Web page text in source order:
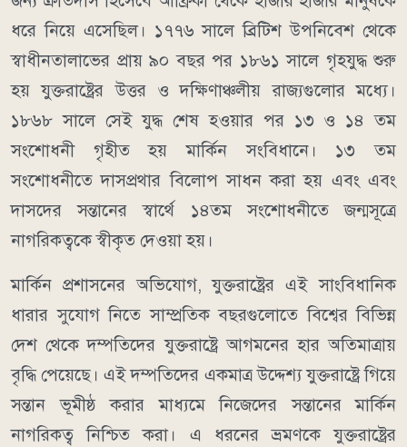
ধরে নিয়ে এসেছিল। ১৭৭৬ সালে ব্রিটিশ উপনিবেশ থেকে
স্বাধীনতালাভের প্রায় ৯০ বছর পর ১৮৬১ সালে গৃহযুদ্ধ শুরু
হয় যুক্তরাষ্ট্রের উত্তর ও দক্ষিণাঞ্চলীয় রাজ্যগুলোর মধ্যে।
১৮৬৮ সালে সেই যুদ্ধ শেষ হওয়ার পর ১৩ ও ১৪ তম
সংশোধনী গৃহীত হয় মার্কিন সংবিধানে। ১৩ তম
সংশোধনীতে দাসপ্রথার বিলোপ সাধন করা হয় এবং এবং
দাসদের সন্তানের স্বার্থে ১৪তম সংশোধনীতে জন্মসূত্রে
নাগরিকত্বকে স্বীকৃত দেওয়া হয়।
মার্কিন প্রশাসনের অভিযোগ, যুক্তরাষ্ট্রের এই সাংবিধানিক
ধারার সুযোগ নিতে সাম্প্রতিক বছরগুলোতে বিশ্বের বিভিন্ন
দেশ থেকে দম্পতিদের যুক্তরাষ্ট্রে আগমনের হার অতিমাত্রায়
বৃদ্ধি পেয়েছে। এই দম্পতিদের একমাত্র উদ্দেশ্য যুক্তরাষ্ট্রে গিয়ে
সন্তান ভূমীষ্ঠ করার মাধ্যমে নিজেদের সন্তানের মার্কিন
নাগরিকত্ব নিশ্চিত করা। এ ধরনের ভ্রমণকে যুক্তরাষ্ট্রের